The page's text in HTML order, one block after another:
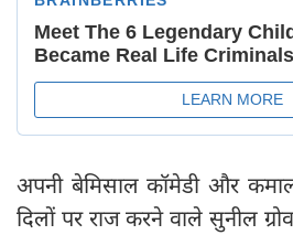
अपनी बेमिसाल कॉमेडी और कमाल
दिलों पर राज करने वाले सुनील